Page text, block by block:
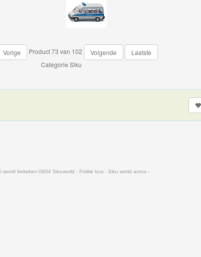
Vorige Product 73 van 102 Volgende
Laatste
Categorie Siku
wordt bekeken:0804 Sikuworld - Politie bus - Siku world autos -